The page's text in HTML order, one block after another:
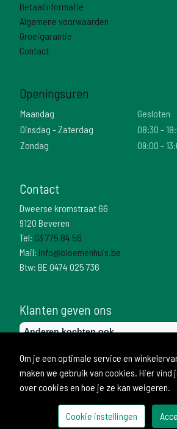
Betaalinformatie
Algemene voorwaarden
Groeigarantie
Contact
Openingsuren
Maandag
Gesloten
Dinsdag - Zaterdag
08:30 -
Zondag
09:00 -
Contact
Dweerse kromstraat 66
9120 Beveren
Tel: 03 775 84 56
Mail: info@bloemenhuis.be
Btw: BE 0474 025 736
Klanten geven ons
Om je een optimale service en
maken we gebruik van cookies. Hier vind
over cookies en hoe je ze kan weigeren.
Cookie instellingen